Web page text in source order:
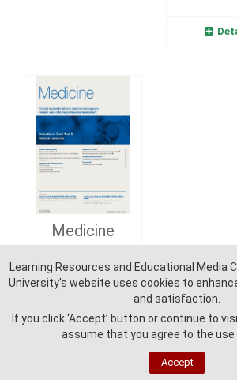
Learning Resources and Educational Media
University’s website uses cookies to
and satisfaction.
If you click ‘Accept’ button or continue to
assume that you agree to the use
Accept
Medicine
Detail
Learning Reources and Education Media Centre -